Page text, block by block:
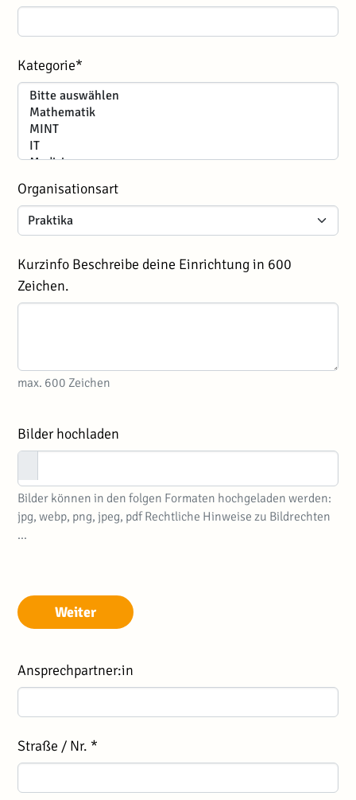
Kategorie*
Organisationsart
Kurzinfo Beschreibe deine Einrichtung in 600
Zeichen.
max. 600 Zeichen
Bilder hochladen
Bilder können in den folgen Formaten hochgeladen werden:
jpg, webp, png, jpeg, pdf Rechtliche Hinweise zu Bildrechten
…
Weiter
Ansprechpartner:in
Straße / Nr. *